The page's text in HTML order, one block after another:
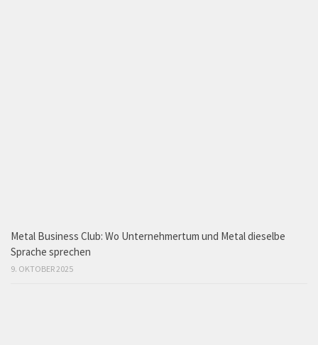
Metal Business Club: Wo Unternehmertum und Metal dieselbe
Sprache sprechen
9. OKTOBER 2025